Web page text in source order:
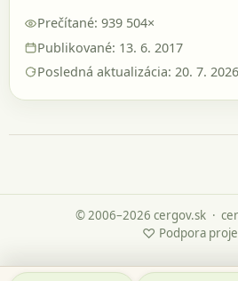
Prečítané: 939 504×
Publikované: 13. 6. 2017
Posledná aktualizácia: 20. 7. 2026
© 2006–2026 cergov.sk
♡ Podpora
·